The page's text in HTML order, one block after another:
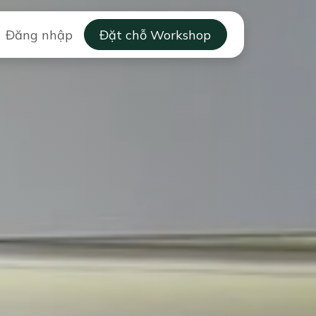
B2B Câu chuyện mùi hương
Đăng nhập Đặt chỗ Workshop